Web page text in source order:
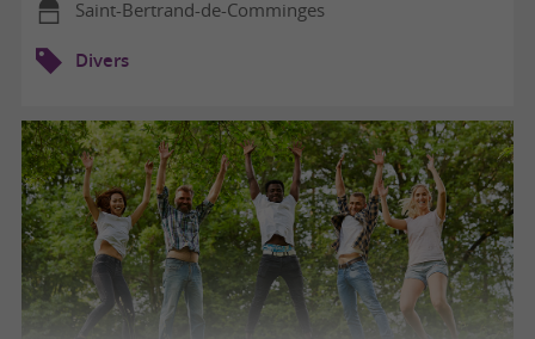
Saint-Bertrand-de-Comminges
Divers